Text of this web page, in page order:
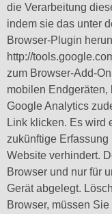
die Verarbeitung
indem sie das unter
Browser-Plugin
http://
zum Browser-Add-
mobilen Endgeräten,
Google Analytics
Link klicken. Es wird
zukünftige
Website verhindert.
Browser und nur für
Gerät abgelegt.
Browser, müssen